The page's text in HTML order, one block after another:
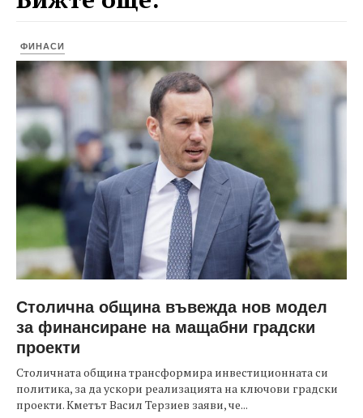
ФИНАСИ
Столична община въвежда нов модел
за финансиране на мащабни градски
проекти
Столичната община трансформира инвестиционната си
политика, за да ускори реализацията на ключови градски
проекти. Кметът Васил Терзиев заяви, че...